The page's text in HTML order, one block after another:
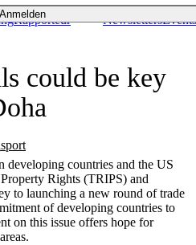
Anmelden
Rapporteur NewslettersEvents
could be key
developing countries and the US
Rights (TRIPS) and
to launching a new round of trade
of developing countries to
on this issue offers hope for